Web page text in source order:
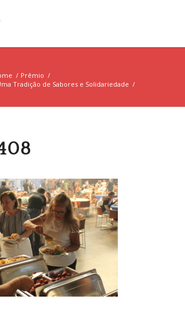
/ Prêmio /
Tradição de Sabores e Solidariedade /